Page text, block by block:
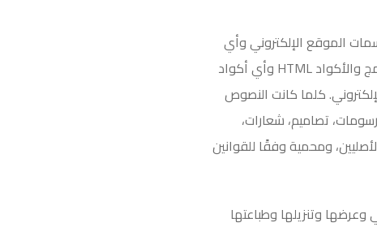
الموقع الإلكتروني وأي
والأكواد
وأي أكواد
كلما كانت النصوص
تصاميم، شعارات،
ومحمية وفقًا للقوانين
وتنزيلها وطباعتها